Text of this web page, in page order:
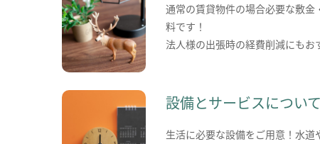
通常の賃貸物件の場合必要な敷金
料です！
法人様の出張時の経費削減にもお
設備とサービスについて
生活に必要な設備をご用意！水